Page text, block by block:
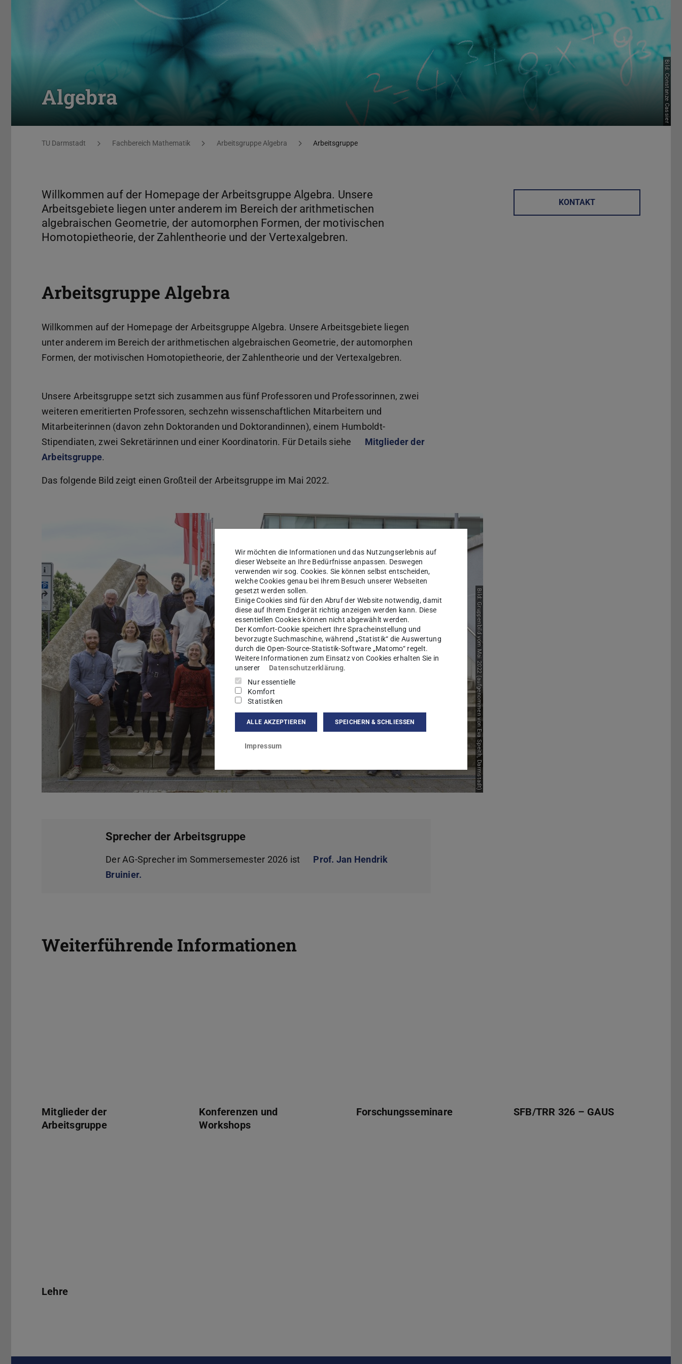
Algebra Bild: Constanze Cassier
Sie befinden sich hier:
TU Darmstadt Fachbereich Mathematik Arbeitsgruppe Algebra Arbeitsgruppe
Willkommen auf der Homepage der Arbeitsgruppe Algebra. Unsere
Arbeitsgebiete liegen unter anderem im Bereich der arithmetischen
algebraischen Geometrie, der automorphen Formen, der motivischen
Homotopietheorie, der Zahlentheorie und der Vertexalgebren.
Arbeitsgruppe Algebra
Willkommen auf der Homepage der Arbeitsgruppe Algebra. Unsere Arbeitsgebiete liegen
unter anderem im Bereich der arithmetischen algebraischen Geometrie, der automorphen
Formen, der motivischen Homotopietheorie, der Zahlentheorie und der Vertexalgebren.
Unsere Arbeitsgruppe setzt sich zusammen aus fünf Professoren und Professorinnen, zwei
weiteren emeritierten Professoren, sechzehn wissenschaftlichen Mitarbeitern und
Mitarbeiterinnen (davon zehn Doktoranden und Doktorandinnen), einem Humboldt-
Stipendiaten, zwei Sekretärinnen und einer Koordinatorin. Für Details siehe
Mitglieder der
Arbeitsgruppe.
Das folgende Bild zeigt einen Großteil der Arbeitsgruppe im Mai 2022.
Bild: Gruppenbild vom Mai 2022 (aufgenommen von Eva Speith, Darmstadt)
Sprecher der Arbeitsgruppe
Der AG-Sprecher im Sommersemester 2026 ist
Prof. Jan Hendrik
Bruinier.
KONTAKT
Weiterführende Informationen
Mitglieder der
Arbeitsgruppe
Konferenzen und
Workshops
Forschungsseminare SFB/TRR 326 – GAUS
Lehre
Wir möchten die Informationen und das Nutzungserlebnis auf
dieser Webseite an Ihre Bedürfnisse anpassen. Deswegen
verwenden wir sog. Cookies. Sie können selbst entscheiden,
welche Cookies genau bei Ihrem Besuch unserer Webseiten
gesetzt werden sollen.
Einige Cookies sind für den Abruf der Website notwendig, damit
diese auf Ihrem Endgerät richtig anzeigen werden kann. Diese
essentiellen Cookies können nicht abgewählt werden.
Der Komfort-Cookie speichert Ihre Spracheinstellung und
bevorzugte Suchmaschine, während „Statistik“ die Auswertung
durch die Open-Source-Statistik-Software „Matomo“ regelt.
Weitere Informationen zum Einsatz von Cookies erhalten Sie in
unserer
Datenschutzerklärung.
Nur essentielle
Komfort
Statistiken
ALLE AKZEPTIEREN SPEICHERN & SCHLIESSEN
Impressum